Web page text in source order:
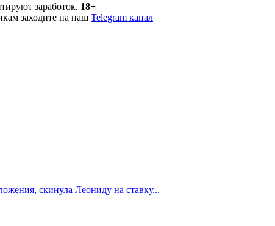
заработок. 18+
заходите на наш Telegram канал
скинула Леониду на ставку...